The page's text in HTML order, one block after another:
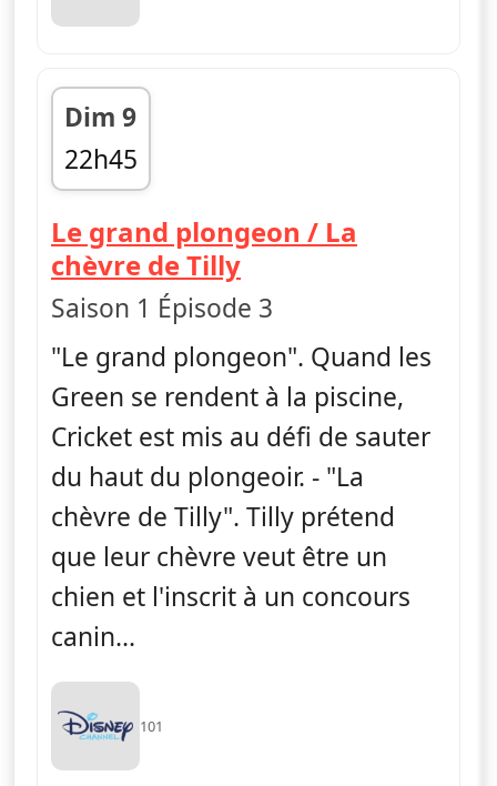
Dim 9
22h45
fin 23h10
Le grand plongeon / La
chèvre de Tilly— Les Green à Big
Saison 1 Épisode 3
"Le grand plongeon". Quand les
Green se rendent à la piscine,
Cricket est mis au défi de sauter
du haut du plongeoir. - "La
chèvre de Tilly". Tilly prétend
que leur chèvre veut être un
chien et l'inscrit à un concours
canin...
101